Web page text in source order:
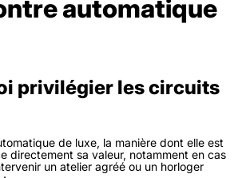
automatique
privilégier les circuits
de luxe, la manière dont elle est
directement sa valeur, notamment en cas
un atelier agréé ou un horloger